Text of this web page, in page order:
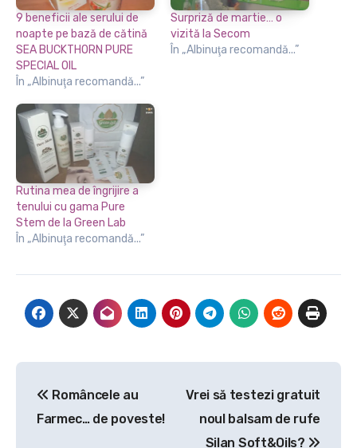
9 beneficii ale serului de
noapte pe bază de cătină
SEA BUCKTHORN PURE
SPECIAL OIL
În „Albinuţa recomandă...”
Surpriză de martie… o
vizită la Secom
În „Albinuţa recomandă...”
Rutina mea de îngrijire a
tenului cu gama Pure
Stem de la Green Lab
În „Albinuţa recomandă...”
Româncele au
Farmec… de poveste!
Vrei să testezi gratuit
noul balsam de rufe
Silan Soft&Oils?